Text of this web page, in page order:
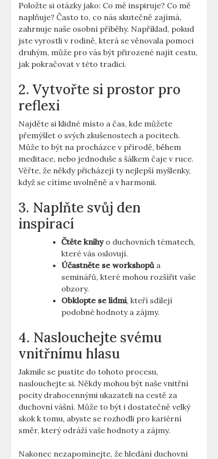
Položte si otázky jako: Co mě inspiruje? Co mě
naplňuje? Často to, co nás skutečně zajímá,
zahrnuje naše osobní příběhy. Například, pokud
jste vyrostli v rodině, která se věnovala pomoci
druhým, může pro vás být přirozené najít cestu,
jak pokračovat v této tradici.
2. Vytvořte si prostor pro
reflexi
Najděte si klidné místo a čas, kde můžete
přemýšlet o svých zkušenostech a pocitech.
Může to být na procházce v přírodě, během
meditace, nebo jednoduše s šálkem čaje v ruce.
Věřte, že někdy přicházejí ty nejlepší myšlenky,
když se cítíme uvolněně a v harmonii.
3. Naplňte svůj den
inspirací
Čtěte knihyo duchovních tématech,
které vás oslovují.
Účastněte se workshopů a
seminářů, které mohou rozšířit vaše
obzory.
Obklopte se lidmi, kteří sdílejí
podobné hodnoty a zájmy.
4. Naslouchejte svému
vnitřnímu hlasu
Jakmile se pustíte do tohoto procesu,
naslouchejte si. Někdy mohou být naše vnitřní
pocity drahocennými ukazateli na cestě za
duchovní vášní. Může to být i dostatečně velký
skok k tomu, abyste se rozhodli pro kariérní
směr, který odráží vaše hodnoty a zájmy.
Nakonec nezapomínejte, že hledání duchovní